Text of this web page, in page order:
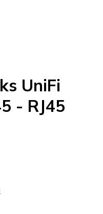
UniFi
- RJ45